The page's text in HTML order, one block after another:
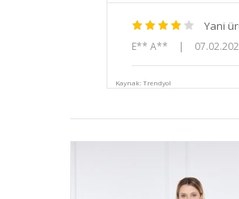
Yani
E** A** |
Kaynak: Trendyol